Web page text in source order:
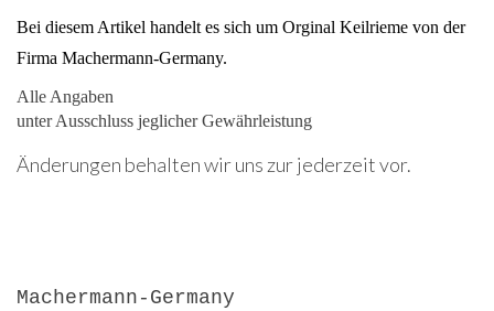
Bei diesem Artikel handelt es sich um Orginal Keilrieme von der
Firma Machermann-Germany.
Alle Angaben
unter Ausschluss jeglicher Gewährleistung
Änderungen behalten wir uns zur jederzeit vor.
Machermann-Germany